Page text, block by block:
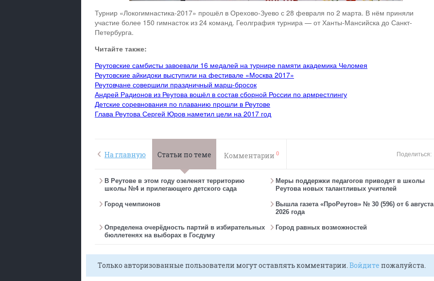
Турнир «Локогимнастика-2017» прошёл в Орехово-Зуево с 28 февраля по 2 марта. В нём приняли
участие более 150 гимнасток из 24 команд. Геолграфия турнира — от Ханты-Мансийска до Санкт-
Петербурга.
Читайте также:
Реутовские самбисты завоевали 16 медалей на турнире памяти академика Челомея
Реутовские айкидоки выступили на фестивале «Москва 2017»
Реутовчане совершили праздничный марш-бросок
Андрей Радионов из Реутова вошёл в состав сборной России по армрестлингу
Детские соревнования по плаванию прошли в Реутове
Глава Реутова Сергей Юров наметил цели на 2017 год
На главную Статьи по теме Комментарии 0 Поделиться:
В Реутове в этом году озеленят территорию
школы №4 и прилегающего детского сада
Меры поддержки педагогов приводят в школы
Реутова новых талантливых учителей
Город чемпионов
Вышла газета «ПроРеутов» № 30 (596) от 6 августа
2026 года
Определена очерёдность партий в избирательных
бюллетенях на выборах в Госдуму
Город равных возможностей
Только авторизованные пользователи могут оставлять комментарии.Войдите пожалуйста.